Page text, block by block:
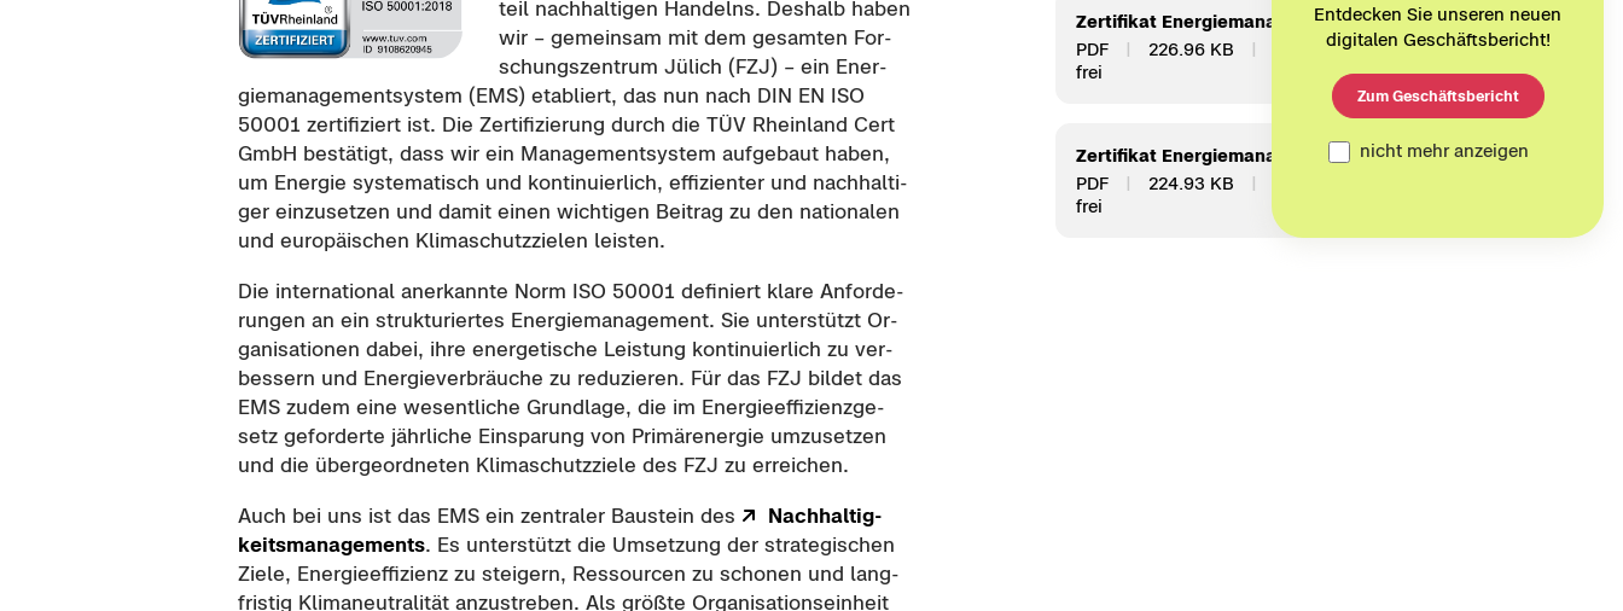
teil nach­hal­ti­gen Han­delns. Des­halb haben
wir – ge­mein­sam mit dem ge­sam­ten For­
schungs­zen­trum Jü­lich (FZJ) – ein En­er­
gie­ma­nage­ment­sys­tem (EMS) eta­bliert, das nun nach DIN EN ISO
50001 zer­ti­fi­ziert ist. Die Zer­ti­fi­zie­rung durch die TÜV Rhein­land Cert
GmbH be­stä­tigt, dass wir ein Ma­nage­ment­sys­tem auf­ge­baut haben,
um En­er­gie sys­te­ma­tisch und kon­ti­nu­ier­lich, ef­fi­zi­en­ter und nach­hal­ti­
ger ein­zu­set­zen und damit einen wich­ti­gen Bei­trag zu den na­tio­na­len
und eu­ro­päi­schen Kli­ma­schutz­zie­len leis­ten.
Die in­ter­na­tio­nal an­er­kann­te Norm ISO 50001 de­fi­niert klare An­for­de­
run­gen an ein struk­tu­rier­tes En­er­gie­ma­nage­ment. Sie un­ter­stützt Or­
ga­ni­sa­tio­nen dabei, ihre en­er­ge­ti­sche Leis­tung kon­ti­nu­ier­lich zu ver­
bes­sern und En­er­gie­ver­bräu­che zu re­du­zie­ren. Für das FZJ bil­det das
EMS zudem eine we­sent­li­che Grund­la­ge, die im En­er­gie­ef­fi­zi­enz­ge­
setz ge­for­der­te jähr­li­che Ein­spa­rung von Pri­mär­ener­gie um­zu­set­zen
und die über­ge­ord­ne­ten Kli­ma­schutz­zie­le des FZJ zu er­rei­chen.
Auch bei uns ist das EMS ein zen­tra­ler Bau­stein des
Nach­hal­tig­
keits­ma­nage­ments. Es un­ter­stützt die Um­set­zung der stra­te­gi­schen
Ziele, En­er­gie­ef­fi­zi­enz zu stei­gern, Res­sour­cen zu scho­nen und lang­
fris­tig Kli­ma­neu­tra­li­tät an­zu­stre­ben. Als größ­te Or­ga­ni­sa­ti­ons­ein­heit
Zer­ti­fi­kat En­er­gie­ma­nage­ment (de)
PDF
226.96 KB
nicht bar­rie­re­
frei
Zer­ti­fi­kat En­er­gie­ma­nage­ment (en)
PDF
224.93 KB
frei
Entdecken Sie unseren neuen
digitalen Geschäftsbericht!
Zum Geschäftsbericht
nicht mehr anzeigen